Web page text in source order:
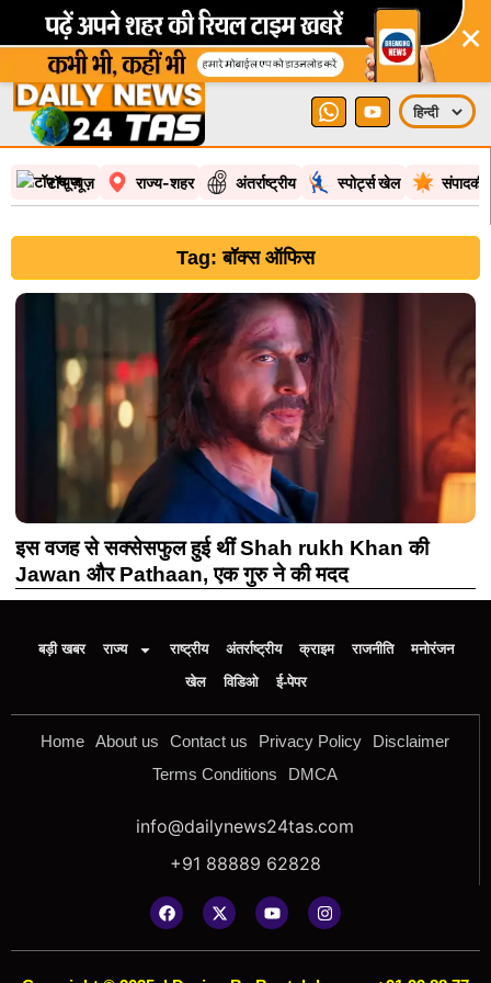
×
टॉप न्यूज़ राज्य-शहर अंतर्राष्ट्रीय स्पोर्ट्स खेल
Tag: बॉक्स ऑफिस
इस वजह से सक्सेसफुल हुई थीं Shah rukh Khan की
Jawan और Pathaan, एक गुरु ने की मदद
बड़ी खबर राज्य राष्ट्रीय अंतर्राष्ट्रीय क्राइम राजनीति
मनोरंजन
खेल
विडिओ ई-पेपर
Home About us Contact us Privacy Policy
Disclaimer
Terms Conditions
DMCA
info@dailynews24tas.com
+91 88889 62828